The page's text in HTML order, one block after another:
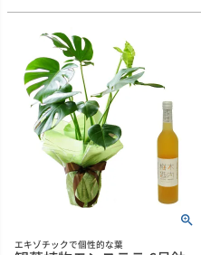
エキゾチックで個性的な葉